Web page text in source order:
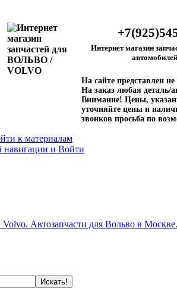
Интернет магазин
На сайте представлен
На заказ любая деталь/
Внимание! Цены,
уточняйте цены и
звонков просьба по
к материалам
навигации и Войти
Volvo. Автозапчасти для Вольво в Москве.